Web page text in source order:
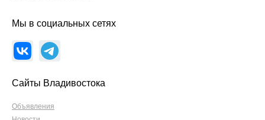
Мы в социальных сетях
Сайты Владивостока
Объявления